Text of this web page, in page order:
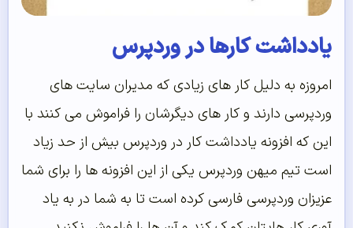
یادداشت کارها در وردپرس
امروزه به دلیل کار های زیادی که مدیران سایت های
وردپرسی دارند و کار های دیگرشان را فراموش می کنند با
این که افزونه یادداشت کار در وردپرس بیش از حد زیاد
است تیم میهن وردپرس یکی از این افزونه ها را برای شما
عزیزان وردپرسی فارسی کرده است تا به شما در به یاد